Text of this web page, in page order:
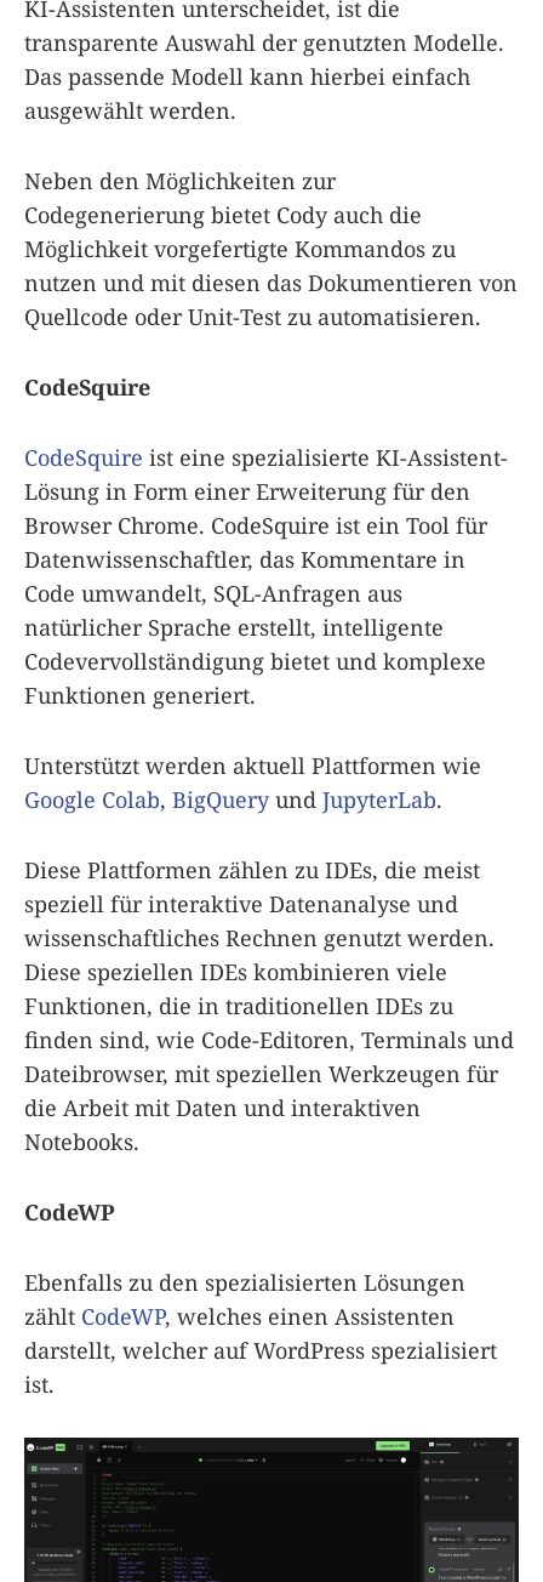
KI-Assistenten unterscheidet, ist die
transparente Auswahl der genutzten Modelle.
Das passende Modell kann hierbei einfach
ausgewählt werden.
Neben den Möglichkeiten zur
Codegenerierung bietet Cody auch die
Möglichkeit vorgefertigte Kommandos zu
nutzen und mit diesen das Dokumentieren von
Quellcode oder Unit-Test zu automatisieren.
CodeSquire
CodeSquire ist eine spezialisierte KI-Assistent-
Lösung in Form einer Erweiterung für den
Browser Chrome. CodeSquire ist ein Tool für
Datenwissenschaftler, das Kommentare in
Code umwandelt, SQL-Anfragen aus
natürlicher Sprache erstellt, intelligente
Codevervollständigung bietet und komplexe
Funktionen generiert.
Unterstützt werden aktuell Plattformen wie
Google Colab, BigQuery und JupyterLab.
Diese Plattformen zählen zu IDEs, die meist
speziell für interaktive Datenanalyse und
wissenschaftliches Rechnen genutzt werden.
Diese speziellen IDEs kombinieren viele
Funktionen, die in traditionellen IDEs zu
finden sind, wie Code-Editoren, Terminals und
Dateibrowser, mit speziellen Werkzeugen für
die Arbeit mit Daten und interaktiven
Notebooks.
CodeWP
Ebenfalls zu den spezialisierten Lösungen
zählt CodeWP, welches einen Assistenten
darstellt, welcher auf WordPress spezialisiert
ist.